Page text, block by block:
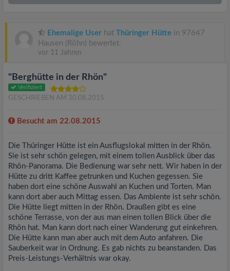
Ehemalige User hat Thüringer Hütte in 97647
Hausen (Röhn) bewertet.
vor 11 Jahren
"Berghütte in der Rhön"
Verifiziert
GESCHRIEBEN AM 30.08.2015
Besucht am 22.08.2015
Die Thüringer Hütte ist ein Ausflugslokal mitten in der Rhön.
Sie ist sehr schön gelegen, mit einem tollen Ausblick über das
Rhön-Panorama. Die Bedienung war sehr nett. Wir haben in der
Hütte zu dritt Kaffee getrunken und Kuchen gegessen. Sie
haben dort eine schöne Auswahl an Kuchen und Torten. Man
kann dort aber auch Mittag essen. Das Ambiente ist sehr schön.
Die Hütte liegt mitten in der Rhön. Draußen gibt es eine
schöne Terrasse, von der aus man einen tollen Blick über die
Rhön hat. Man kann dort nach einer Wanderung gut einkehren.
Die Hütte kann man aber auch mit dem Auto anfahren. Die
Sauberkeit war in Ordnung. Es gab nichts zu beanstanden. Das
Preis-Leistungs-Verhältnis war okay.